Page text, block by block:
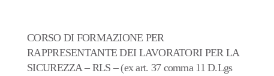
CORSO DI FORMAZIONE PER
RAPPRESENTANTE DEI LAVORATORI PER LA
SICUREZZA – RLS – (ex art. 37 comma 11 D.Lgs